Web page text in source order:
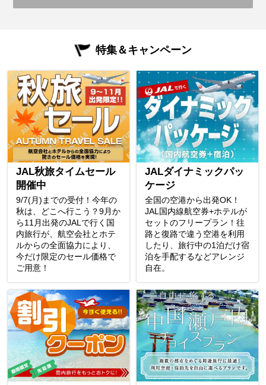
特集＆キャンペーン
JAL秋旅タイムセール
開催中
9/7(月)までの受付！今年の
秋は、どこへ行こう？9月か
ら11月出発のJALで行く国
内旅行が、航空会社とホテ
ルからの全面協力により、
今だけ限定のセール価格で
ご用意！
JALダイナミックパッ
ケージ
全国の空港から出発OK！
JAL国内線航空券+ホテルが
セットのフリープラン！往
路と復路で違う空港を利用
したり、旅行中の1泊だけ宿
泊を手配するなどアレンジ
自在。